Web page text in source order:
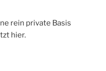
rein private Basis
hier.